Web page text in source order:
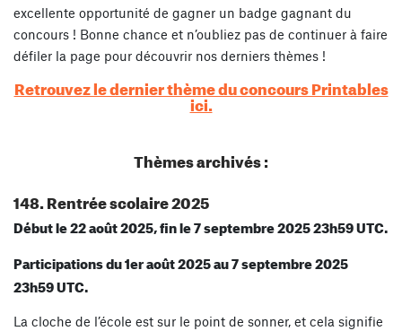
excellente opportunité de gagner un badge gagnant du
concours ! Bonne chance et n’oubliez pas de continuer à faire
défiler la page pour découvrir nos derniers thèmes !
Retrouvez le dernier thème du concours Printables
ici.
Thèmes archivés :
148. Rentrée scolaire 2025
Début le 22 août 2025, fin le 7 septembre 2025 23h59 UTC.
Participations du 1er août 2025 au 7 septembre 2025
23h59 UTC.
La cloche de l’école est sur le point de sonner, et cela signifie